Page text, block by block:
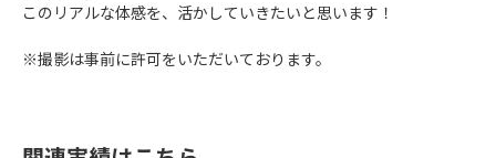
このリアルな体感を、活かしていきたいと思います！
※撮影は事前に許可をいただいております。